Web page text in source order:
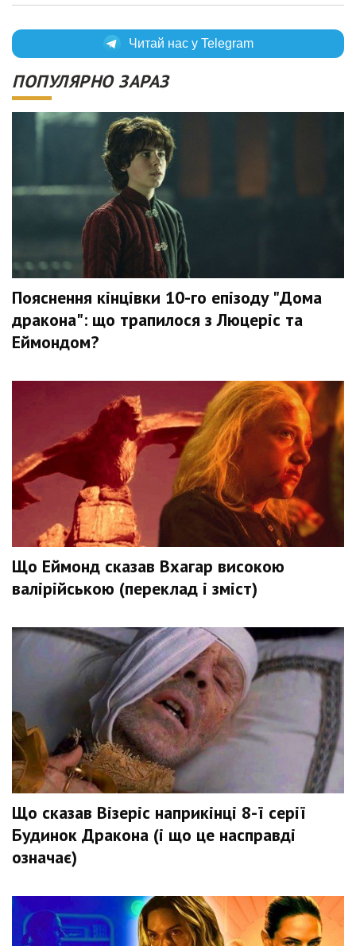
Читай нас у Telegram
ПОПУЛЯРНО ЗАРАЗ
Пояснення кінцівки 10-го епізоду "Дома
дракона": що трапилося з Люцеріс та
Еймондом?
Що Еймонд сказав Вхагар високою
валірійською (переклад і зміст)
Що сказав Візеріс наприкінці 8-ї серії
Будинок Дракона (і що це насправді
означає)